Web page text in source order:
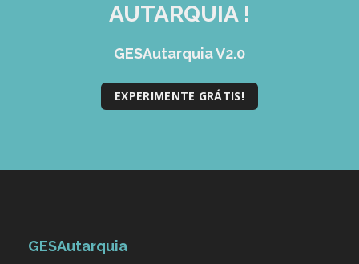
AUTARQUIA !
GESAutarquia V2.0
EXPERIMENTE GRÁTIS!
GESAutarquia